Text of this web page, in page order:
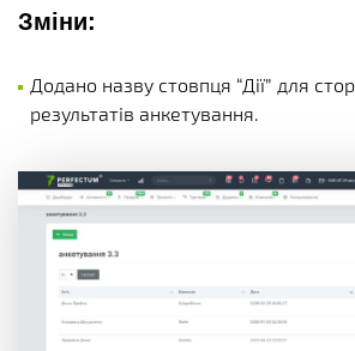
Зміни:
Додано назву стовпця “Дії” для
результатів анкетування.